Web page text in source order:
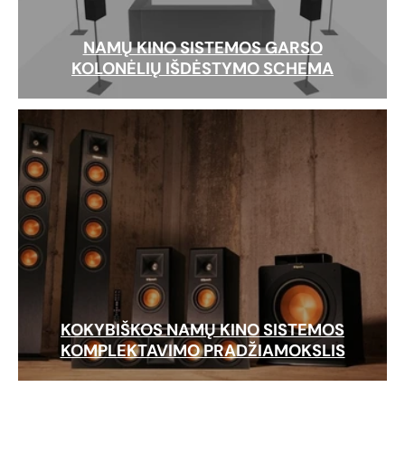
NAMŲ KINO SISTEMOS GARSO
KOLONĖLIŲ IŠDĖSTYMO SCHEMA
KOKYBIŠKOS NAMŲ KINO SISTEMOS
KOMPLEKTAVIMO PRADŽIAMOKSLIS